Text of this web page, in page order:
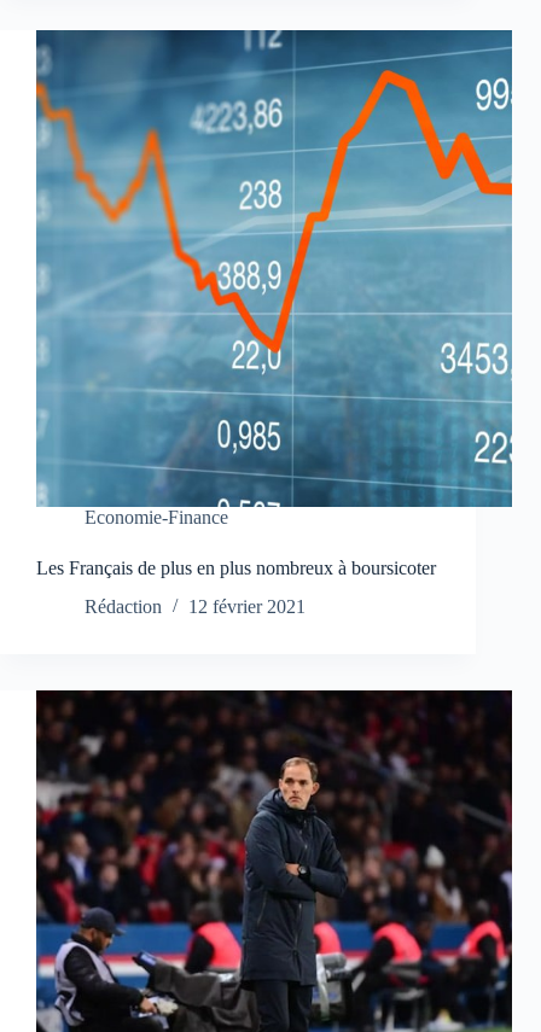
Economie-Finance
Les Français de plus en plus nombreux à boursicoter
Rédaction
12 février 2021